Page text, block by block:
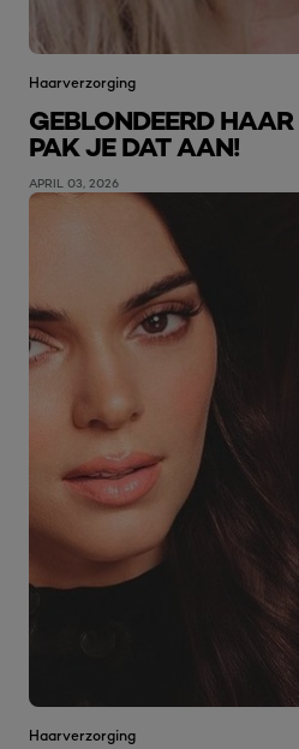
Haarverzorging
GEBLONDEERD
PAK JE DAT AAN!
APRIL 03, 2026
Haarverzorging